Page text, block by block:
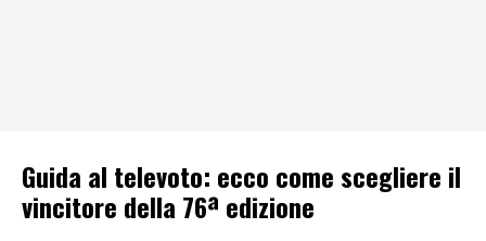
Guida al televoto: ecco come scegliere il
vincitore della 76ª edizione